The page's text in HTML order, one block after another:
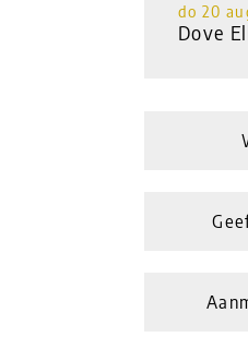
do 20
Dove